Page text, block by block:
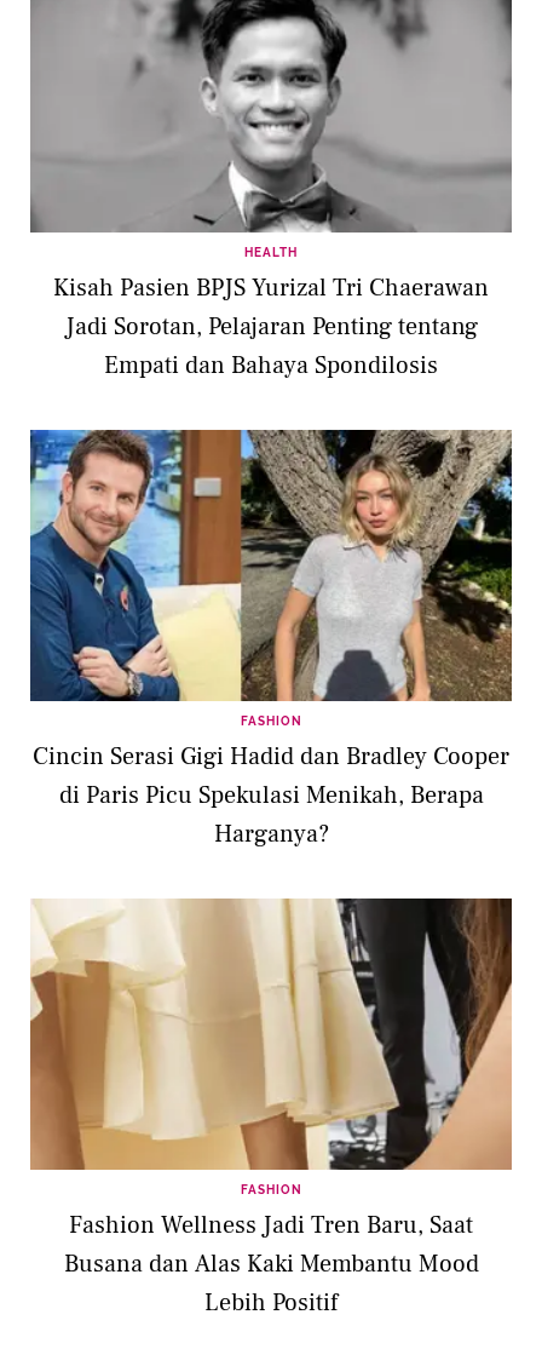
HEALTH
Kisah Pasien BPJS Yurizal Tri Chaerawan
Jadi Sorotan, Pelajaran Penting tentang
Empati dan Bahaya Spondilosis
FASHION
Cincin Serasi Gigi Hadid dan Bradley Cooper
di Paris Picu Spekulasi Menikah, Berapa
Harganya?
FASHION
Fashion Wellness Jadi Tren Baru, Saat
Busana dan Alas Kaki Membantu Mood
Lebih Positif